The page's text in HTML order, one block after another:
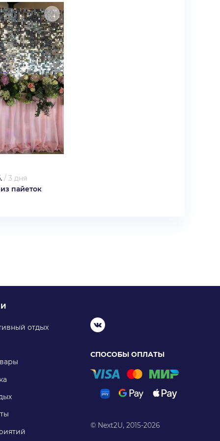
/ 3 дня
пайеток
отдых
СПОСОБЫ ОПЛАТЫ
© Next2U, 2015-2026